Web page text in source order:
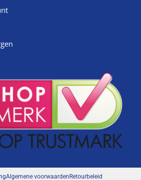
Algemene voorwaarden Retourbeleid